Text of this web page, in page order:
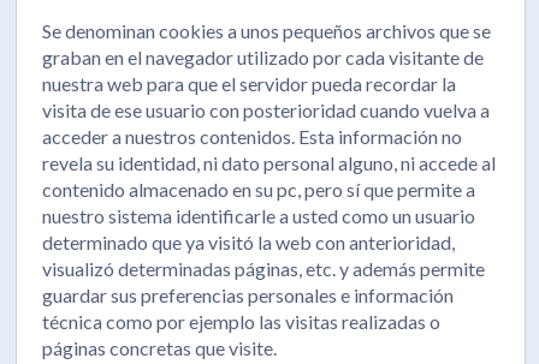
Se denominan cookies a unos pequeños archivos que se
graban en el navegador utilizado por cada visitante de
nuestra web para que el servidor pueda recordar la
visita de ese usuario con posterioridad cuando vuelva a
acceder a nuestros contenidos. Esta información no
revela su identidad, ni dato personal alguno, ni accede al
contenido almacenado en su pc, pero sí que permite a
nuestro sistema identificarle a usted como un usuario
determinado que ya visitó la web con anterioridad,
visualizó determinadas páginas, etc. y además permite
guardar sus preferencias personales e información
técnica como por ejemplo las visitas realizadas o
páginas concretas que visite.